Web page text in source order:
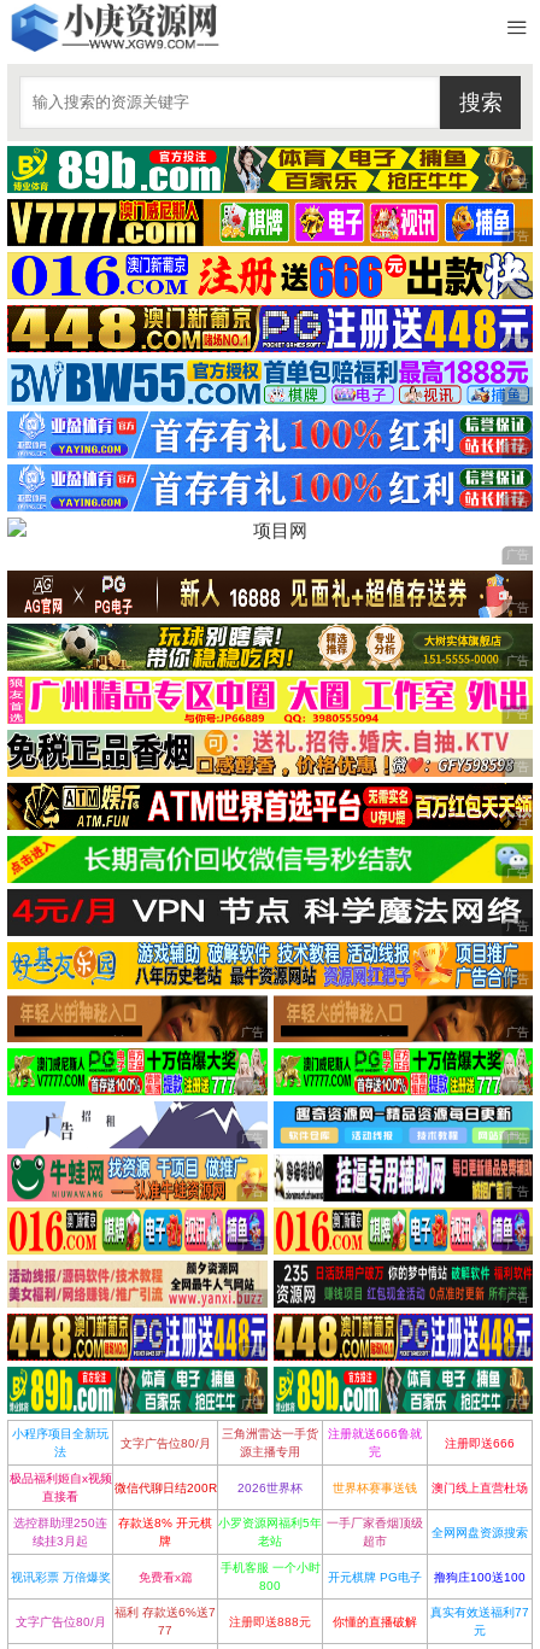
小程序项目全新玩
法
文字广告位80/月
三角洲雷达一手货
源主播专用
注册就送666鲁就
完
注册即送666
极品福利姬自x视频
直接看
微信代聊日结200R 2026世界杯 世界杯赛事送钱 澳门线上直营杜场
选控群助理250连
续挂3月起
存款送8% 开元棋
牌
小罗资源网福利5年
老站
一手厂家香烟顶级
超市
全网网盘资源搜索
视讯彩票 万倍爆奖 免费看x篇
手机客服 一个小时
800
开元棋牌 PG电子 撸狗庄100送100
文字广告位80/月
福利 存款送6%送7
77
注册即送888元 你懂的直播破解
真实有效送福利77
元